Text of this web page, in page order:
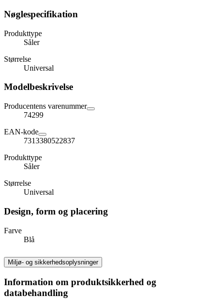
Nøglespecifikation
Produkttype
Såler
Størrelse
Universal
Modelbeskrivelse
Producentens varenummer
74299
EAN-kode
7313380522837
Produkttype
Såler
Størrelse
Universal
Design, form og placering
Farve
Blå
Miljø- og sikkerhedsoplysninger
Information om produktsikkerhed og
databehandling